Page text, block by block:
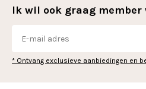
Ik wil ook graag member
* Ontvang exclusieve aanbiedingen en